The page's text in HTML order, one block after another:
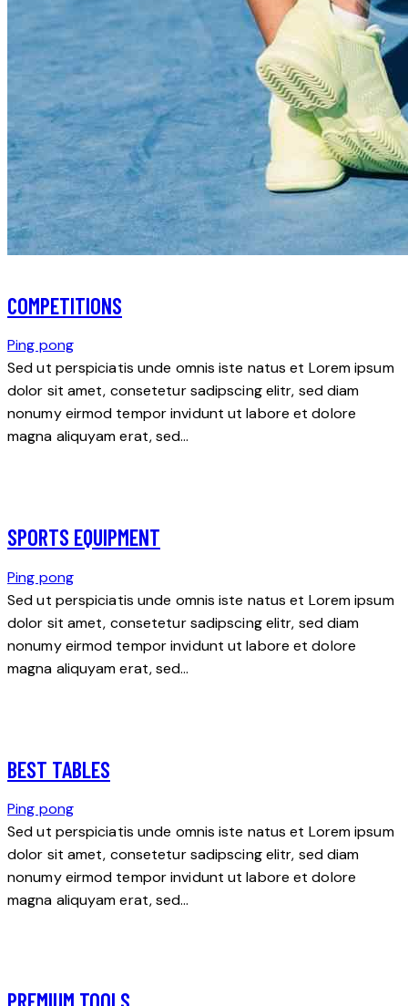
COMPETITIONS
Ping pong
Sed ut perspiciatis unde omnis iste natus et Lorem ipsum
dolor sit amet, consetetur sadipscing elitr, sed diam
nonumy eirmod tempor invidunt ut labore et dolore
magna aliquyam erat, sed…
SPORTS EQUIPMENT
Ping pong
Sed ut perspiciatis unde omnis iste natus et Lorem ipsum
dolor sit amet, consetetur sadipscing elitr, sed diam
nonumy eirmod tempor invidunt ut labore et dolore
magna aliquyam erat, sed…
BEST TABLES
Ping pong
Sed ut perspiciatis unde omnis iste natus et Lorem ipsum
dolor sit amet, consetetur sadipscing elitr, sed diam
nonumy eirmod tempor invidunt ut labore et dolore
magna aliquyam erat, sed…